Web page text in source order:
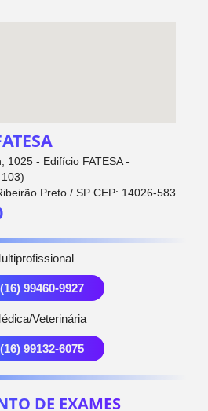
1025 - Edifício FATESA -
Preto / SP CEP: 14026-583
(16) 99460-9927
Veterinária
(16) 99132-6075
DE EXAMES